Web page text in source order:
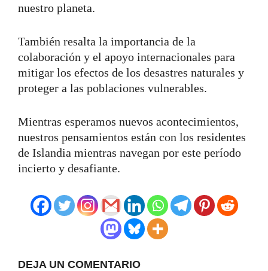
nuestro planeta.
También resalta la importancia de la
colaboración y el apoyo internacionales para
mitigar los efectos de los desastres naturales y
proteger a las poblaciones vulnerables.
Mientras esperamos nuevos acontecimientos,
nuestros pensamientos están con los residentes
de Islandia mientras navegan por este período
incierto y desafiante.
DEJA UN COMENTARIO